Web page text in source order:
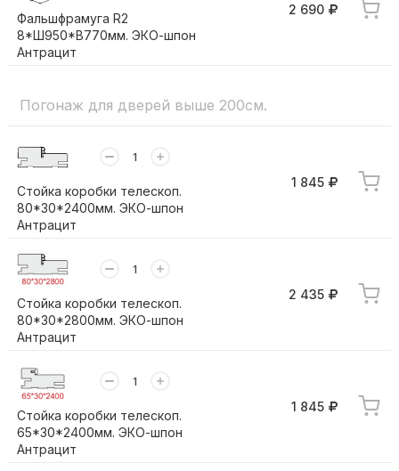
Фальшфрамуга R2
8*Ш950*В770мм. ЭКО-шпон
Антрацит
2 690
Погонаж для дверей выше 200см.
Стойка коробки телескоп.
80*30*2400мм. ЭКО-шпон
Антрацит
1 845
Стойка коробки телескоп.
80*30*2800мм. ЭКО-шпон
Антрацит
2 435
Стойка коробки телескоп.
65*30*2400мм. ЭКО-шпон
Антрацит
1 845